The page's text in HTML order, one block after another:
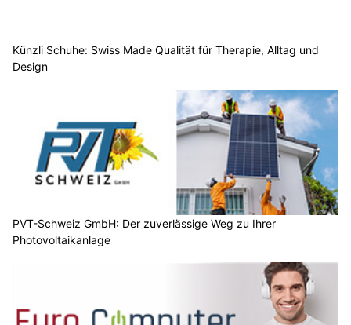
Künzli Schuhe: Swiss Made Qualität für Therapie, Alltag und
Design
PVT-Schweiz GmbH: Der zuverlässige Weg zu Ihrer
Photovoltaikanlage